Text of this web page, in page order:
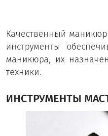
Качественный
инструменты
маникюра, их
техники.
ИНСТРУМЕНТЫ